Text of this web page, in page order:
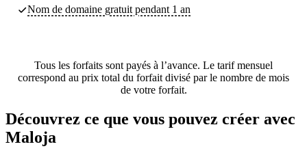
Nom de domaine gratuit pendant 1 an
Tous les forfaits sont payés à l’avance. Le tarif mensuel
correspond au prix total du forfait divisé par le nombre de mois
de votre forfait.
Découvrez ce que vous pouvez créer avec
Maloja